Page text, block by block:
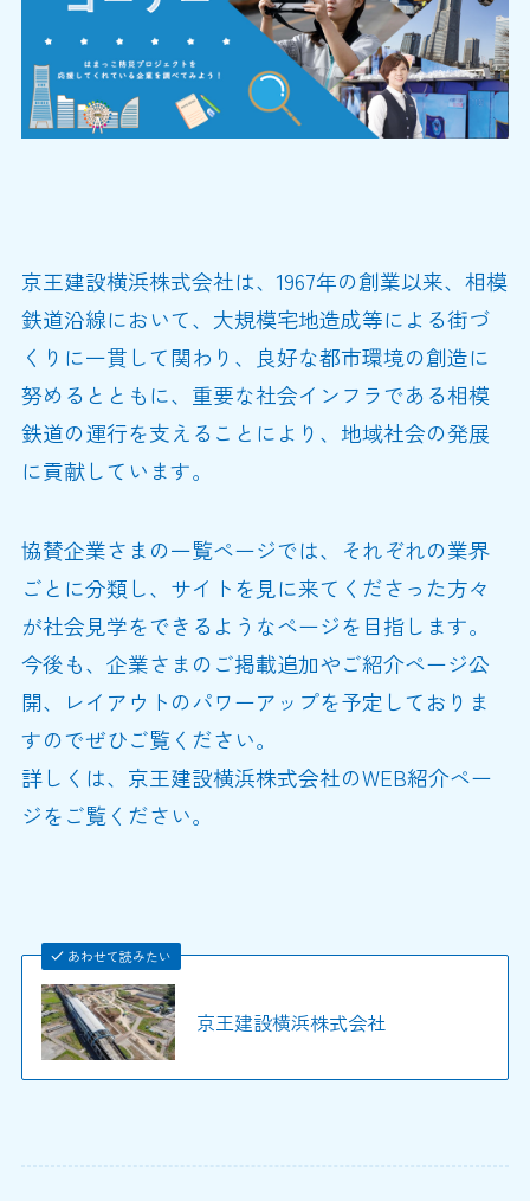
京王建設横浜株式会社は、1967年の創業以来、相模
鉄道沿線において、大規模宅地造成等による街づ
くりに一貫して関わり、良好な都市環境の創造に
努めるとともに、重要な社会インフラである相模
鉄道の運行を支えることにより、地域社会の発展
に貢献しています。
協賛企業さまの一覧ページでは、それぞれの業界
ごとに分類し、サイトを見に来てくださった方々
が社会見学をできるようなページを目指します。
今後も、企業さまのご掲載追加やご紹介ページ公
開、レイアウトのパワーアップを予定しておりま
すのでぜひご覧ください。
詳しくは、京王建設横浜株式会社のWEB紹介ペー
ジをご覧ください。
あわせて読みたい
京王建設横浜株式会社